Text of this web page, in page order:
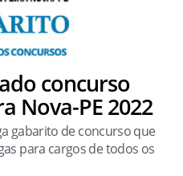
concurso
Nova-PE 2022
gabarito de concurso que
para cargos de todos os